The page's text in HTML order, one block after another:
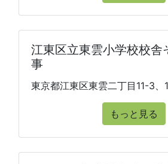
江東区立東雲小学校校舎
事
東京都江東区東雲二丁目11-3、
もっと見る